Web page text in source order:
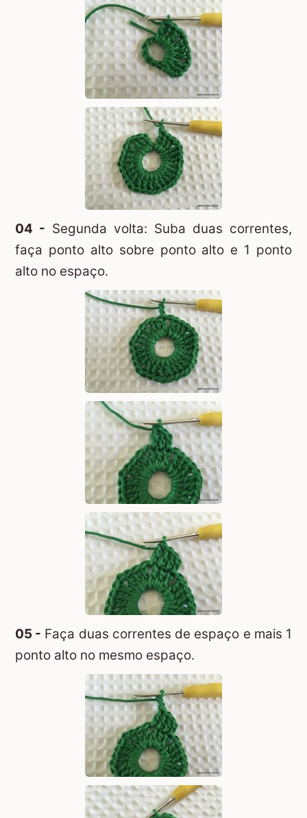
04 - Segunda volta: Suba duas correntes,
faça ponto alto sobre ponto alto e 1 ponto
alto no espaço.
05 - Faça duas correntes de espaço e mais 1
ponto alto no mesmo espaço.